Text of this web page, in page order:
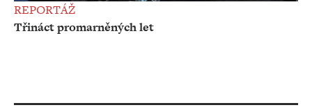
REPORTÁŽ
Třináct promarněných let